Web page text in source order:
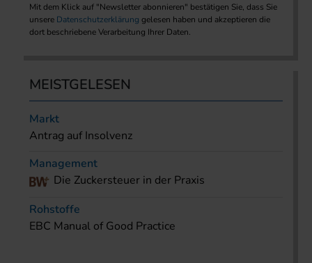
Mit dem Klick auf "Newsletter abonnieren" bestätigen Sie, dass Sie
unsere Datenschutzerklärung gelesen haben und akzeptieren die
dort beschriebene Verarbeitung Ihrer Daten.
MEISTGELESEN
Markt
Antrag auf Insolvenz
Management
Die Zuckersteuer in der Praxis
Rohstoffe
EBC Manual of Good Practice